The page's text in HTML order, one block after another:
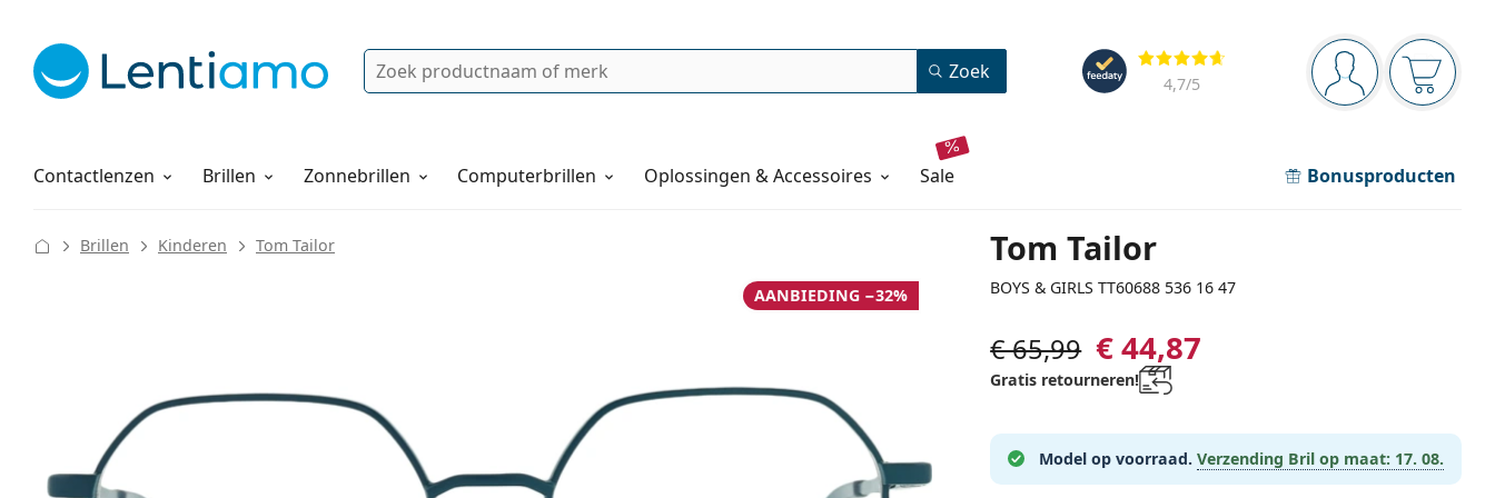
Navigatie
Je bent ingelogd
Jouw
Beoordelingen
4,7/5
Zoek Zoek
Contactlenzen
Lenzenvloeistoffen Brillen Zonnebrillen Computerbrillen Oplossingen & Accessoires sale Bonusproducten
Hoe bestellen
Tom Tailor
BOYS & GIRLS TT60688 536 16 47
Brillen Kinderen Tom Tailor
AANBIEDING −32%
€ 65,99 € 44,87
Gratis retourneren!
Model op voorraad. Verzending Bril op maat: 17. 08.